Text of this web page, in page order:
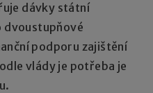
dávky státní
podporu zajištění
vlády je potřeba je